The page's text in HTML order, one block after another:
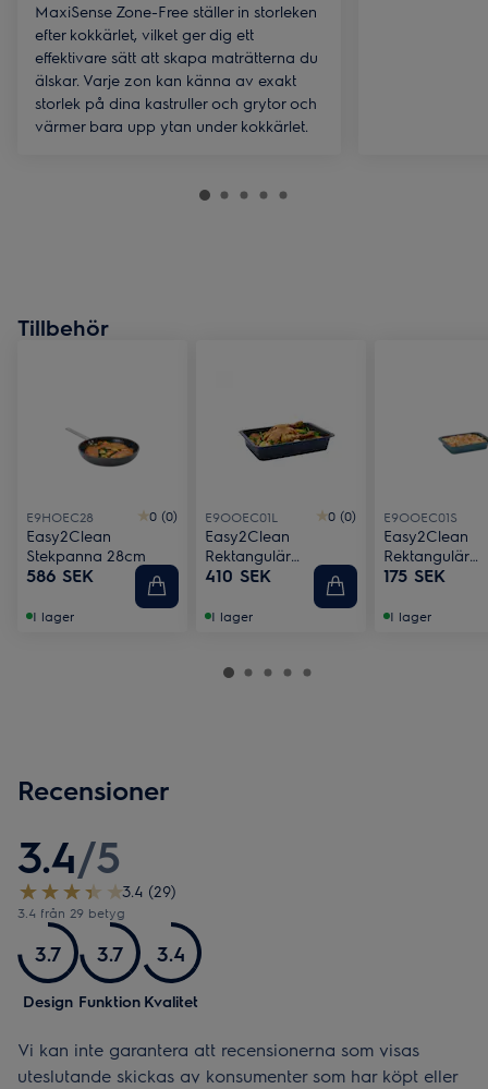
MaxiSense Zone-Free ställer in storleken
efter kokkärlet, vilket ger dig ett
effektivare sätt att skapa maträtterna du
älskar. Varje zon kan känna av exakt
storlek på dina kastruller och grytor och
värmer bara upp ytan under kokkärlet.
Tillbehör
E9HOEC28 0 (0)
Easy2Clean
Stekpanna 28cm
586 SEK
I lager
E9OOEC01L 0 (0)
Easy2Clean
Rektangulär
Ugnsform strl Large
410 SEK
I lager
E9OOEC01S
Easy2Clean
Rektangulär
Ugnsform strl
175 SEK
I lager
Recensioner
3.4/5
3.4 (29)
3.4 från 29 betyg
3.7
Design
3.7
Funktion
3.4
Kvalitet
Vi kan inte garantera att recensionerna som visas
uteslutande skickas av konsumenter som har köpt eller